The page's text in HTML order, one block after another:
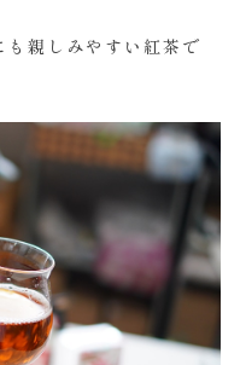
親しみやすい紅茶で